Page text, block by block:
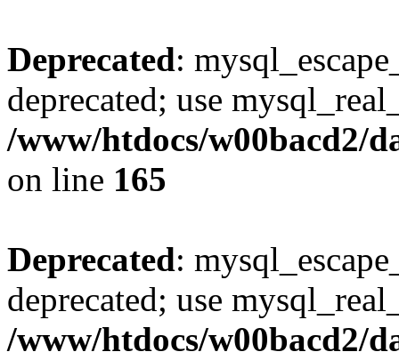
Deprecated:
deprecated; use
/www/htdocs/w00bacd2/
on line 165
Deprecated:
deprecated; use
/www/htdocs/w00bacd2/